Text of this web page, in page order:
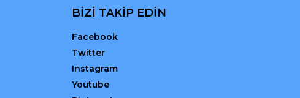
BİZİ TAKİP EDİN
Facebook
Twitter
Instagram
Youtube